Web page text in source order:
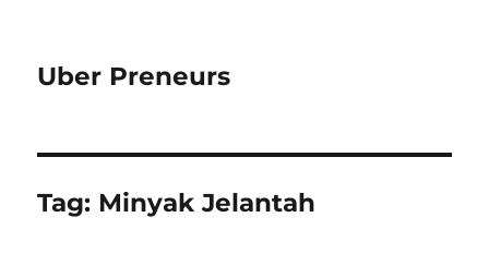
Uber Preneurs
Tag: Minyak Jelantah